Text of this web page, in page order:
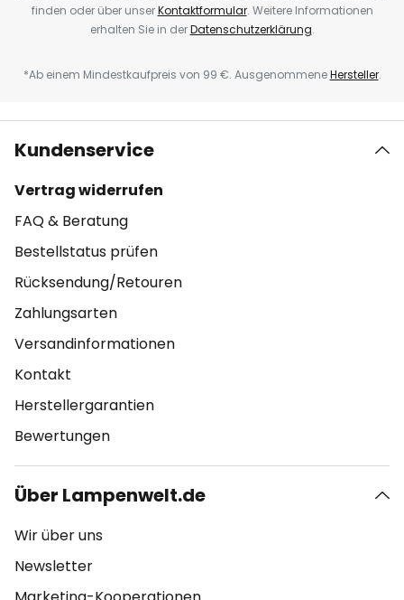
finden oder über unserKontaktformular. Weitere Informationen
erhalten Sie in derDatenschutzerklärung.
*Ab einem Mindestkaufpreis von 99 €. AusgenommeneHersteller.
Kundenservice
Vertrag widerrufen
FAQ & Beratung
Bestellstatus prüfen
Rücksendung/Retouren
Zahlungsarten
Versandinformationen
Kontakt
Herstellergarantien
Bewertungen
Über Lampenwelt.de
Wir über uns
Newsletter